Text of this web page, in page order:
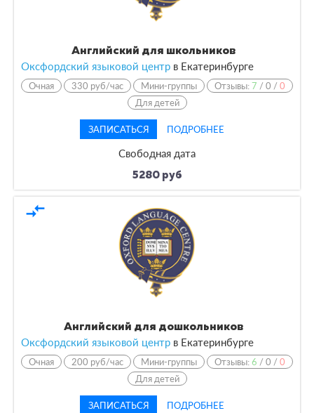
Английский для школьников
Оксфордский языковой центр в Екатеринбурге
Очная 330 руб/час Мини-группы Отзывы:7 /0 /0
Для детей
ЗАПИСАТЬСЯ ПОДРОБНЕЕ
Свободная дата
5280 руб
compare_arrows
Английский для дошкольников
Оксфордский языковой центр в Екатеринбурге
Очная 200 руб/час Мини-группы Отзывы:6 /0 /0
Для детей
ЗАПИСАТЬСЯ ПОДРОБНЕЕ